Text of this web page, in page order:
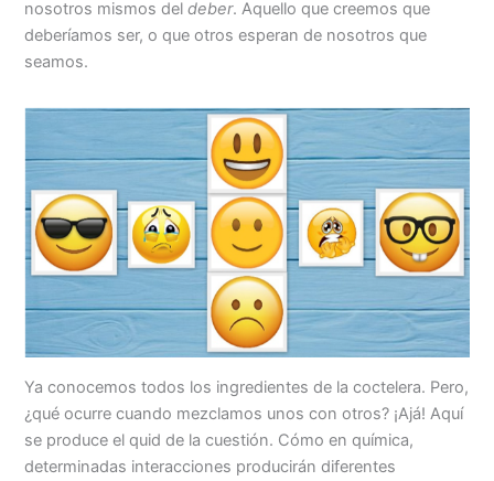
nosotros mismos deldeber. Aquello que creemos que
deberíamos ser, o que otros esperan de nosotros que
seamos.
Ya conocemos todos los ingredientes de la coctelera. Pero,
¿qué ocurre cuando mezclamos unos con otros? ¡Ajá! Aquí
se produce el quid de la cuestión. Cómo en química,
determinadas interacciones producirán diferentes